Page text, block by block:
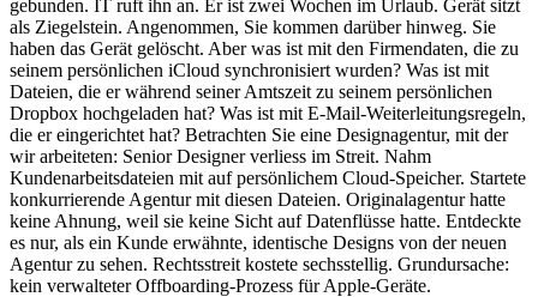
gebunden. IT ruft ihn an. Er ist zwei Wochen im Urlaub. Gerät sitzt
als Ziegelstein. Angenommen, Sie kommen darüber hinweg. Sie
haben das Gerät gelöscht. Aber was ist mit den Firmendaten, die zu
seinem persönlichen iCloud synchronisiert wurden? Was ist mit
Dateien, die er während seiner Amtszeit zu seinem persönlichen
Dropbox hochgeladen hat? Was ist mit E-Mail-Weiterleitungsregeln,
die er eingerichtet hat? Betrachten Sie eine Designagentur, mit der
wir arbeiteten: Senior Designer verliess im Streit. Nahm
Kundenarbeitsdateien mit auf persönlichem Cloud-Speicher. Startete
konkurrierende Agentur mit diesen Dateien. Originalagentur hatte
keine Ahnung, weil sie keine Sicht auf Datenflüsse hatte. Entdeckte
es nur, als ein Kunde erwähnte, identische Designs von der neuen
Agentur zu sehen. Rechtsstreit kostete sechsstellig. Grundursache:
kein verwalteter Offboarding-Prozess für Apple-Geräte.